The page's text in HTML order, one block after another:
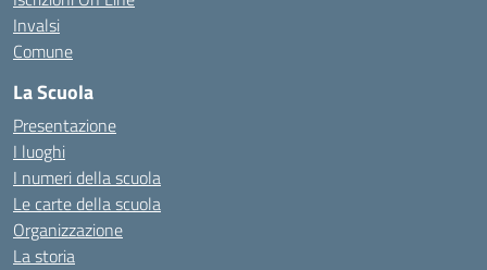
Invalsi
Comune
La Scuola
Presentazione
I luoghi
I numeri della scuola
Le carte della scuola
Organizzazione
La storia